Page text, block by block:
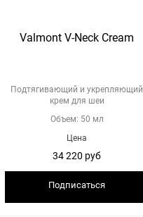
Valmont V-Neck Cream
Подтягивающий и укрепляющий
крем для шеи
Объем: 50 мл
Цена
34 220 руб
Подписаться